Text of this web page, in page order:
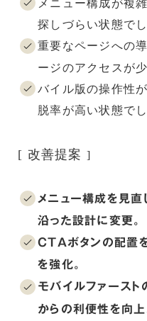
メニュー構成が複
探しづらい状態でし
重要なページへの
ージのアクセスが
バイル版の操作性
脱率が高い状態でし
[ 改善提案 ]
メニュー構成を見
沿った設計に変更。
CTAボタンの配置
を強化。
モバイルファース
からの利便性を向上